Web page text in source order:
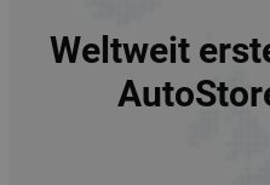
Weltweit